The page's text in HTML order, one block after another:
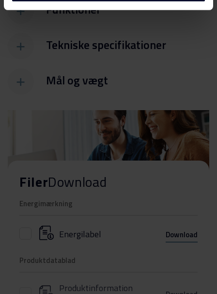
Funktioner
Tekniske specifikationer
Mål og vægt
FilerDownload
Energimærkning
Energilabel Download
Produktdatablad
Produktinformation